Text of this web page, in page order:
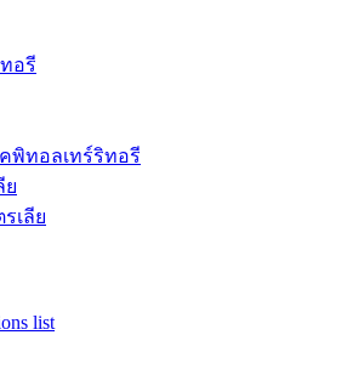
อรี
พิทอลเทร์ริทอรี
ย
เลีย
list